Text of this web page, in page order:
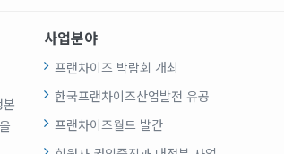
사업분야
프랜차이즈 박람회 개최
한국프랜차이즈산업발전 유공
프랜차이즈월드 발간